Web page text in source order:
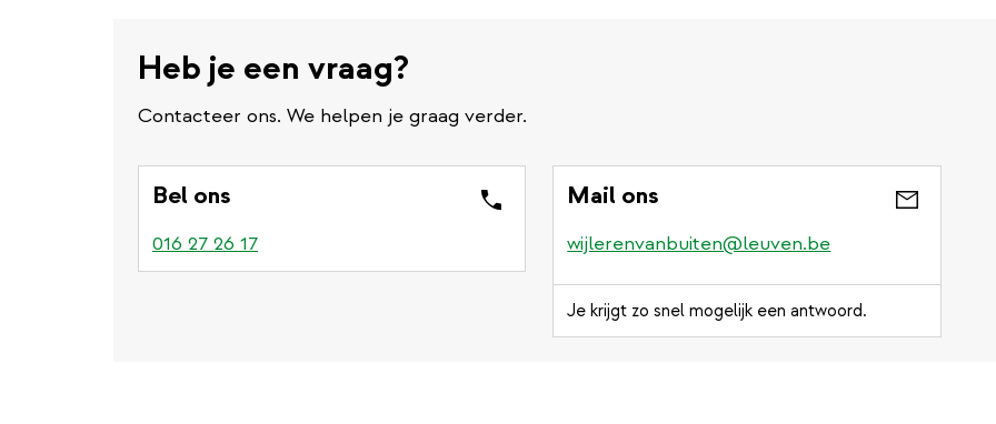
Heb je een vraag?
Contacteer ons. We helpen je graag verder.
Bel ons
016 27 26 17
Mail ons
wijlerenvanbuiten@leuven.be
Je krijgt zo snel mogelijk een antwoord.